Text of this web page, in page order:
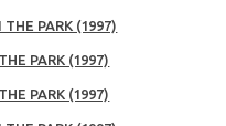
PARK (1997)
PARK (1997)
PARK (1997)